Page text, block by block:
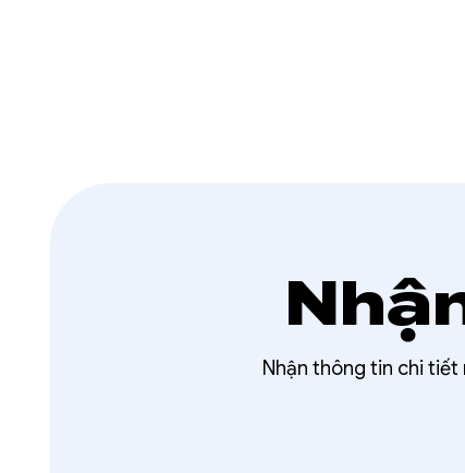
Nhận thông tin chi